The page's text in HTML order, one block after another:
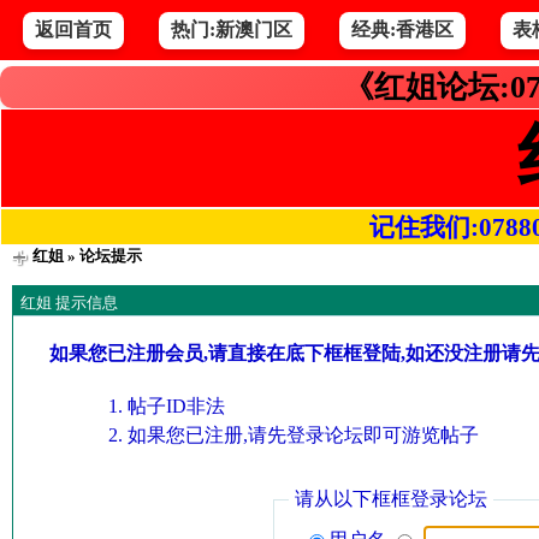
返回首页 热门:新澳门区 经典:香港区 表
《红姐论坛
记住我们
红姐» 论坛提示
红姐 提示信息
如果您已注册会员,请直接在底下框框登陆,如还没注册请
帖子ID非法
如果您已注册,请先登录论坛即可游览帖子
请从以下框框登录论坛